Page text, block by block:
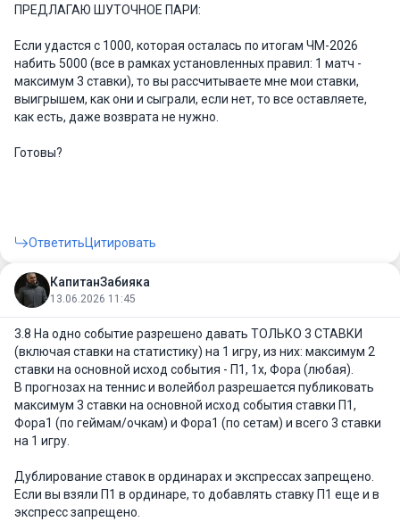
ПРЕДЛАГАЮ ШУТОЧНОЕ ПАРИ:
Если удастся с 1000, которая осталась по итогам ЧМ-2026
набить 5000 (все в рамках установленных правил: 1 матч -
максимум 3 ставки), то вы рассчитываете мне мои ставки,
выигрышем, как они и сыграли, если нет, то все оставляете,
как есть, даже возврата не нужно.
Готовы?
ОтветитьЦитировать
КапитанЗабияка
13.06.2026 11:45
3.8 На одно событие разрешено давать ТОЛЬКО 3 СТАВКИ
(включая ставки на статистику) на 1 игру, из них: максимум 2
ставки на основной исход события - П1, 1х, Фора (любая).
В прогнозах на теннис и волейбол разрешается публиковать
максимум 3 ставки на основной исход события ставки П1,
Фора1 (по геймам/очкам) и Фора1 (по сетам) и всего 3 ставки
на 1 игру.
Дублирование ставок в ординарах и экспрессах запрещено.
Если вы взяли П1 в ординаре, то добавлять ставку П1 еще и в
экспресс запрещено.